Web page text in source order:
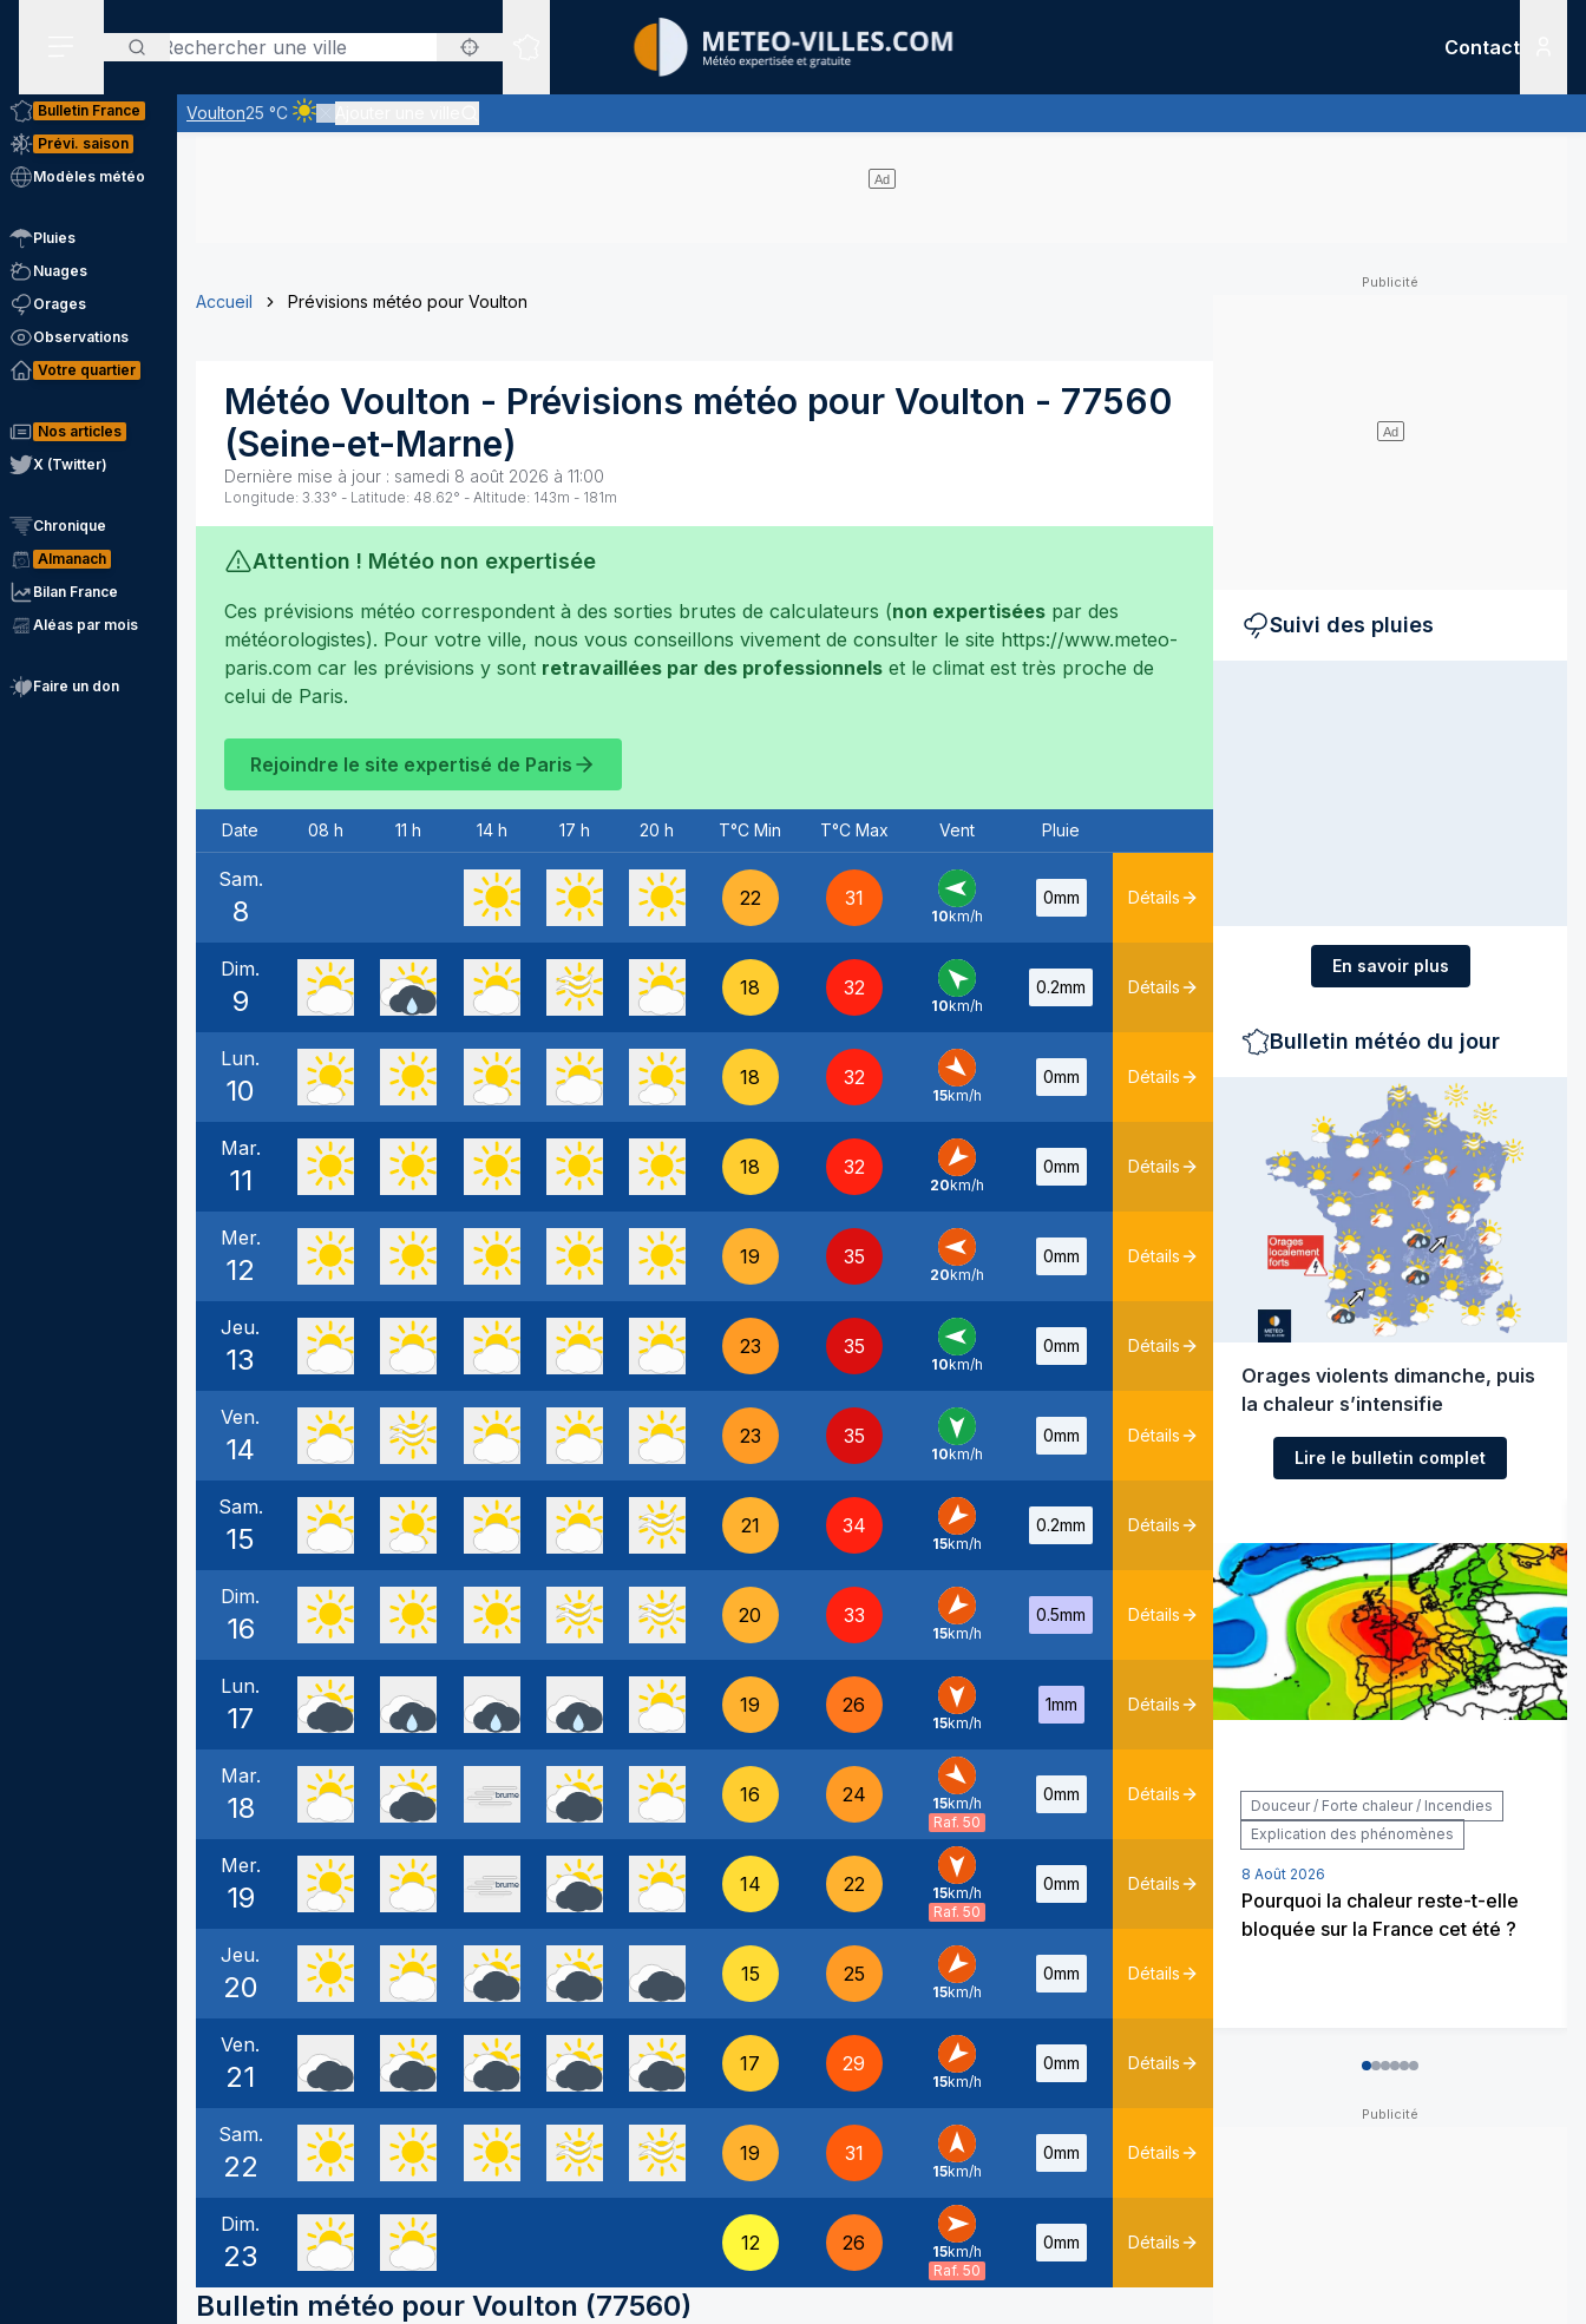
Rechercher
Sites expertis&eacute;s
Contact
Voulton25 °C
Ciel clair - quasiment pas de nuages et un soleil omniprésent
Bulletin France
Prévi. saison
Modèles météo
Pluies
Nuages
Orages
Observations
Votre quartier
Nos articles
X (Twitter)
Chronique
Almanach
Bilan France
Aléas par mois
Faire un don
Accueil Prévisions météo pour Voulton
Météo Voulton - Prévisions météo pour Voulton - 77560
(Seine-et-Marne)
Dernière mise à jour : samedi 8 août 2026 à 11:00
Longitude: 3.33° - Latitude: 48.62° - Altitude: 143m - 181m
Attention ! Météo non expertisée
Ces prévisions météo correspondent à des sorties brutes de calculateurs (non expertisées par des
météorologistes). Pour votre ville, nous vous conseillons vivement de consulter le site https://www.meteo-
paris.com car les prévisions y sont retravaillées par des professionnels et le climat est très proche de
celui de Paris.
Rejoindre le site expertisé de Paris
Date 08 h 11 h 14 h 17 h 20 h T°C Min T°C Max Vent Pluie
Sam.
8 22 31
E -
10km/h
0mm Détails
Dim.
9 18 32
SE -
10km/h
0.2mm Détails
Lun.
10 18 32
NO
15km/h
0mm Détails
Mar.
11 18 32
NE -
20km/h
0mm Détails
Mer.
12 19 35
E -
20km/h
0mm Détails
Jeu.
13 23 35
E -
10km/h
0mm Détails
Ven.
14 23 35
N -
10km/h
0mm Détails
Sam.
15 21 34
NE -
15km/h
0.2mm Détails
Dim.
16 20 33
NE -
15km/h
0.5mm Détails
Lun.
17 19 26
N -
15km/h
1mm Détails
Mar.
18 16 24
NO -
15km/h
Raf. 50
0mm Détails
Mer.
19 14 22
N -
15km/h
Raf. 50
0mm Détails
Jeu.
20 15 25
NE -
15km/h
0mm Détails
Ven.
21 17 29
NE -
15km/h
0mm Détails
Sam.
22 19 31
S -
15km/h
0mm Détails
Dim.
23 12 26
O -
15km/h
Raf. 50
0mm Détails
Bulletin météo pour Voulton (77560)
Suivi des pluies
En savoir plus
Bulletin météo du jour
Orages violents dimanche, puis
la chaleur s’intensifie
Lire le bulletin complet
Douceur / Forte chaleur / Incendies
Explication des phénomènes
8 Août 2026
Pourquoi la chaleur reste-t-elle
bloquée sur la France cet été ?